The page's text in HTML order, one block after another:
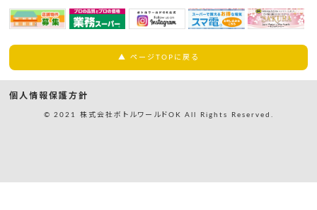
▲ ページTOPに戻る
個人情報保護方針
© 2021 株式会社ボトルワールドOK All Rights Reserved.